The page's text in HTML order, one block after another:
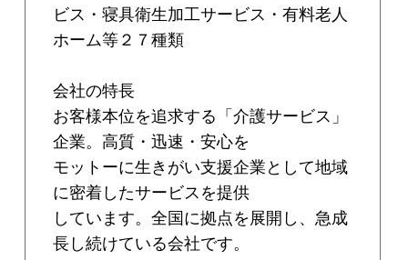
ビス・寝具衛生加工サービス・有料老人
ホーム等２７種類
会社の特長
お客様本位を追求する「介護サービス」
企業。高質・迅速・安心を
モットーに生きがい支援企業として地域
に密着したサービスを提供
しています。全国に拠点を展開し、急成
長し続けている会社です。